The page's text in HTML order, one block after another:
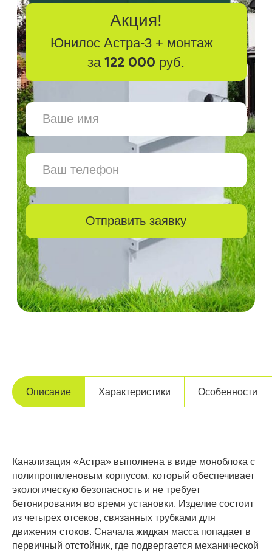
Описание Характеристики Особенности
Канализация «Астра» выполнена в виде моноблока с
полипропиленовым корпусом, который обеспечивает
экологическую безопасность и не требует
бетонирования во время установки. Изделие состоит
из четырех отсеков, связанных трубками для
движения стоков. Сначала жидкая масса попадает в
первичный отстойник, где подвергается механической